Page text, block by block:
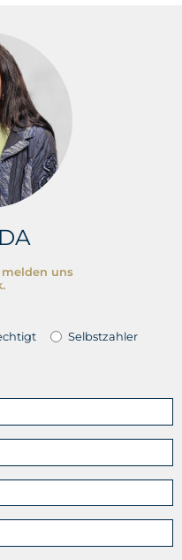
uns
Selbstzahler